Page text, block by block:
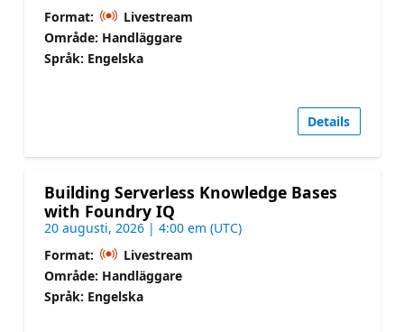
Format:
Livestream
Område: Handläggare
Språk: Engelska
Details
Building Serverless Knowledge Bases
with Foundry IQ
20 augusti, 2026 | 4:00 em (UTC)
Format:
Livestream
Område: Handläggare
Språk: Engelska